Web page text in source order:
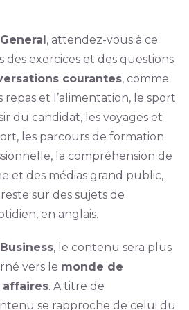
, attendez-vous à ce
exercices et des questions
courantes, comme
repas et l’alimentation, le sport
du candidat, les voyages et
les parcours de formation
la compréhension de
et des médias grand public,
sur des sujets de
en anglais.
, le contenu sera plus
vers le monde de
affaires. A titre de
se rapproche de celui du